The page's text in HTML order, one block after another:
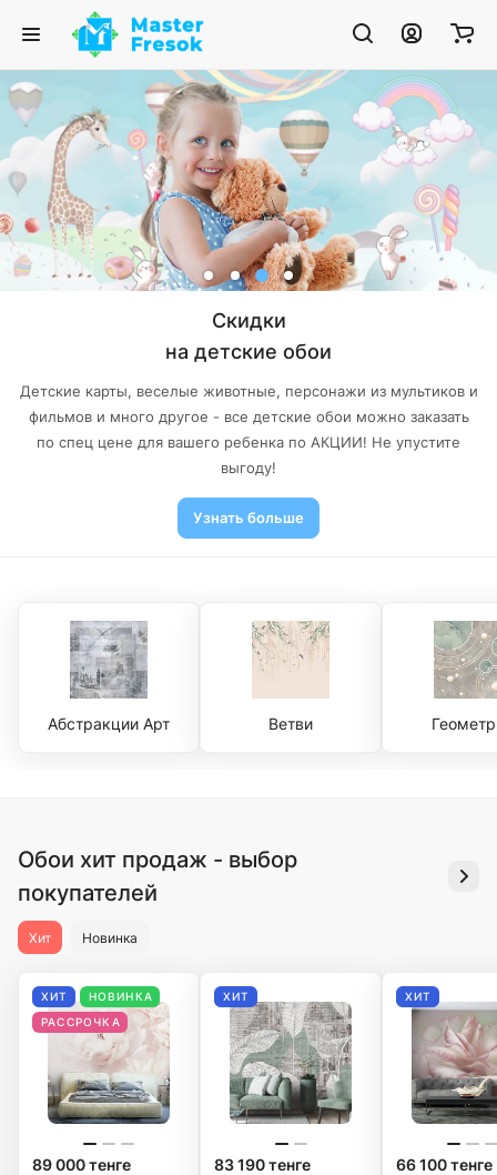
Скидки
на детские обои
Детские карты, веселые животные, персонажи из мультиков и
фильмов и много другое - все детские обои можно заказать
по спец цене для вашего ребенка по АКЦИИ! Не упустите
выгоду!
Узнать больше
Абстракции Арт Ветви
Обои хит продаж - выбор
покупателей
Хит Новинка
ХИТ
НОВИНКА
РАССРОЧКА
89 000 тенге
ХИТ
83 190 тенге
ХИТ
66 100 тенге